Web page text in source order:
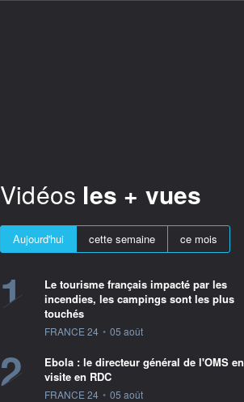
Vidéos les + vues
Aujourd'hui cette semaine ce mois
1
Le tourisme français impacté par les
incendies, les campings sont les plus
touchés
information fournie par
FRANCE 24 • 05 août
2
Ebola : le directeur général de l'OMS en
visite en RDC
information fournie par
FRANCE 24 • 05 août